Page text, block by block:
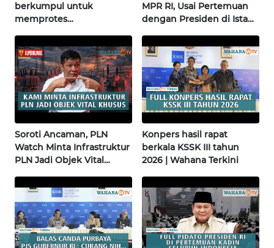
berkumpul untuk
memprotes
pertama di Fujisawa
MPR RI, Usai Pertemuan
dengan Presiden di Istana
Soroti Ancaman, PLN
Watch Minta Infrastruktur
PLN Jadi Objek Vital
Research
Konpers hasil rapat
berkala KSSK III tahun
2026 | Wahana Terkini
WN
SULTENG
WN
SULBAR
WN
WN
SUMBAR
WN
SUMSEL
WN